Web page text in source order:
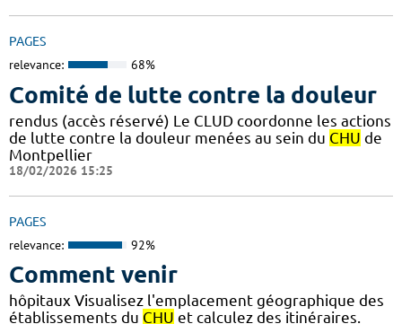
PAGES
relevance: 68%
Comité de lutte contre la douleur
rendus (accès réservé) Le CLUD coordonne les actions
de lutte contre la douleur menées au sein du CHU de
Montpellier
18/02/2026 15:25
PAGES
relevance: 92%
Comment venir
hôpitaux Visualisez l'emplacement géographique des
établissements du CHU et calculez des itinéraires.